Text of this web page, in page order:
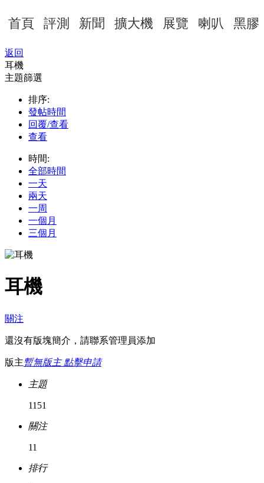
首頁 評測 新聞 擴大機 展覽 喇叭 黑膠
返回
耳機
主題篩選
排序:
發帖時間
回覆/查看
查看
時間:
全部時間
一天
兩天
一周
一個月
三個月
耳機
關注
還沒有版塊簡介，請聯系管理員添加
版主暫無版主 點擊申請
主題
1151
關注
11
排行